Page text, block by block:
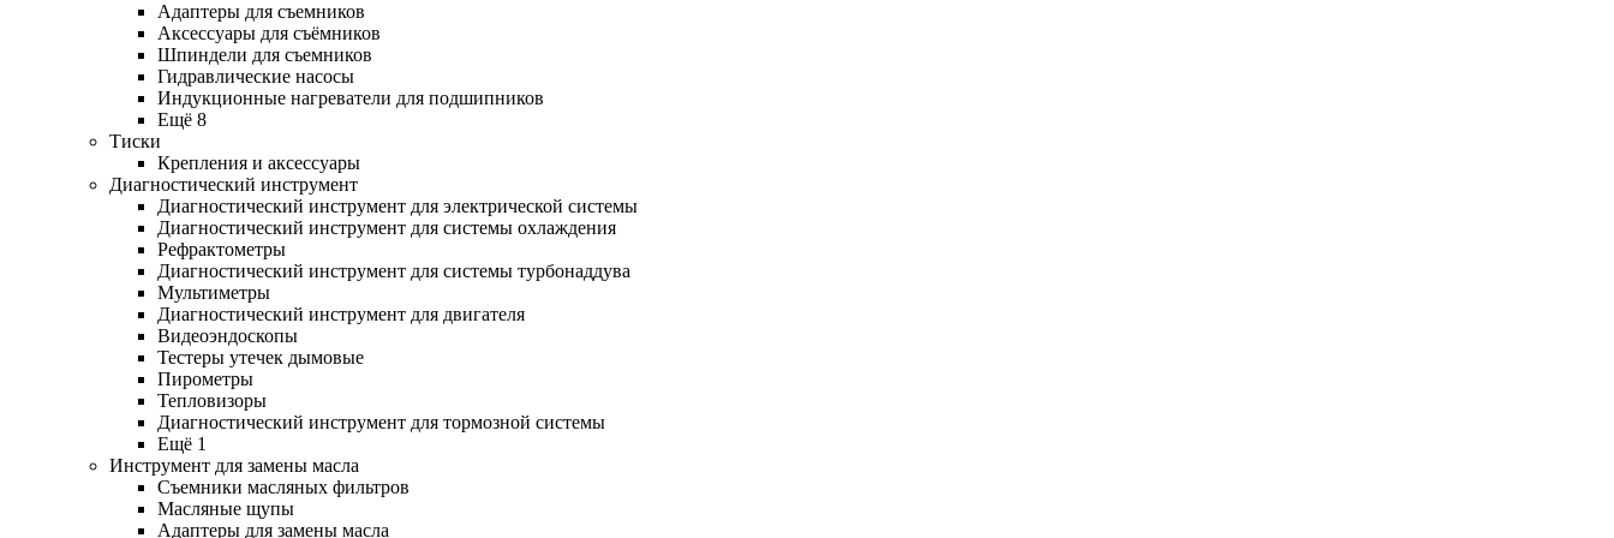
Адаптеры для съемников
Аксессуары для съёмников
Шпиндели для съемников
Гидравлические насосы
Индукционные нагреватели для подшипников
Ещё 8
Тиски
Крепления и аксессуары
Диагностический инструмент
Диагностический инструмент для электрической системы
Диагностический инструмент для системы охлаждения
Рефрактометры
Диагностический инструмент для системы турбонаддува
Мультиметры
Диагностический инструмент для двигателя
Видеоэндоскопы
Тестеры утечек дымовые
Пирометры
Тепловизоры
Диагностический инструмент для тормозной системы
Ещё 1
Инструмент для замены масла
Съемники масляных фильтров
Масляные щупы
Адаптеры для замены масла